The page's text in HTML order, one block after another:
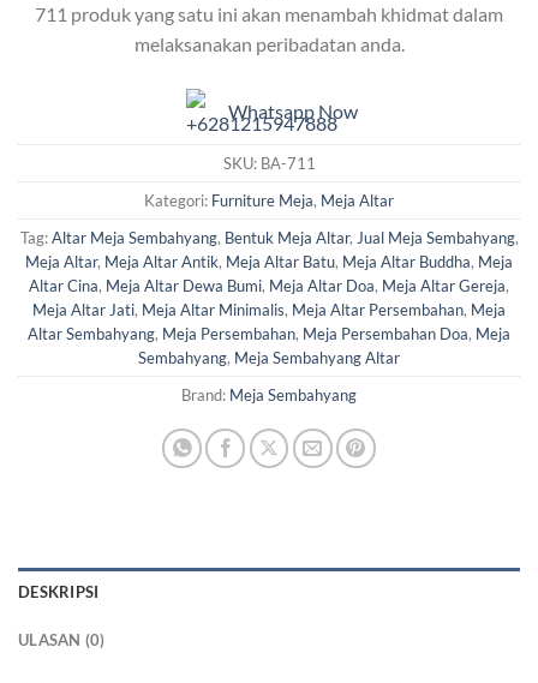
711 produk yang satu ini akan menambah khidmat dalam
melaksanakan peribadatan anda.
Whatsapp Now
SKU: BA-711
Kategori: Furniture Meja, Meja Altar
Tag:Altar Meja Sembahyang, Bentuk Meja Altar, Jual Meja Sembahyang,
Meja Altar, Meja Altar Antik, Meja Altar Batu, Meja Altar Buddha, Meja
Altar Cina, Meja Altar Dewa Bumi, Meja Altar Doa, Meja Altar Gereja,
Meja Altar Jati, Meja Altar Minimalis, Meja Altar Persembahan, Meja
Altar Sembahyang, Meja Persembahan, Meja Persembahan Doa, Meja
Sembahyang, Meja Sembahyang Altar
Brand: Meja Sembahyang
DESKRIPSI
ULASAN (0)